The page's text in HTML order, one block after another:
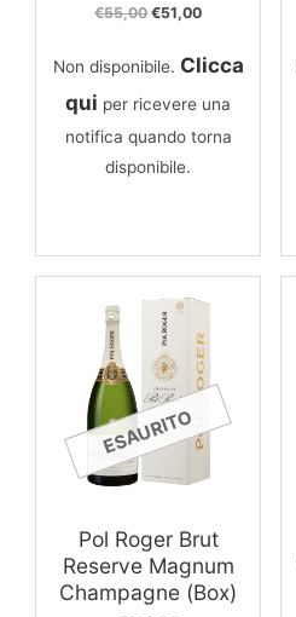
€55,00 Il
era:
€51,00Il
è:
Non disponibile. Clicca
qui per ricevere una
notifica quando torna
disponibile.
ESAURITO
Pol Roger Brut
Reserve Magnum
Champagne (Box)